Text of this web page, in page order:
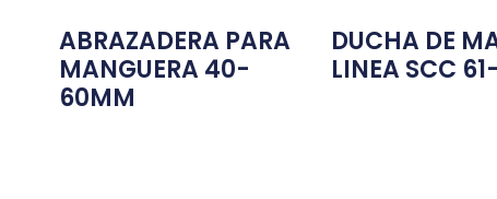
ABRAZADERA PARA
MANGUERA 40-
60MM
DUCHA DE
LINEA SCC